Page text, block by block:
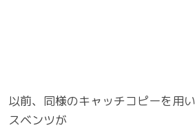
以前、同様のキャッチコピーを用
スベンツが